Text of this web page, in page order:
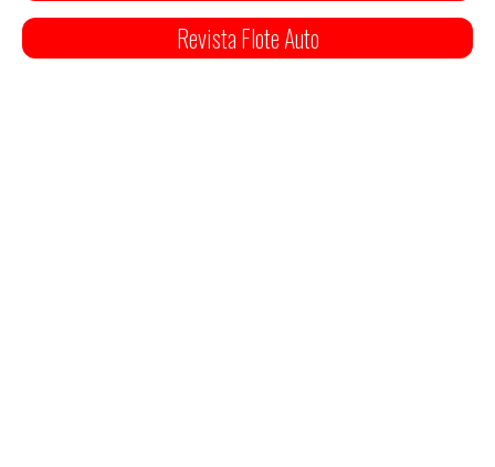
Revista Flote Auto